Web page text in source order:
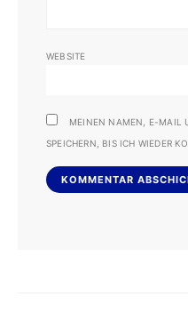
WEBSITE
MEINEN NAMEN, E-MAIL
SPEICHERN, BIS ICH WIEDER